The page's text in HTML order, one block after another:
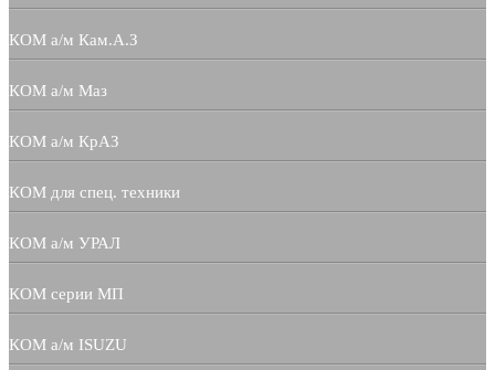
КОМ а/м Кам.А.З
КОМ а/м Маз
КОМ а/м КрАЗ
КОМ для спец. техники
КОМ а/м УРАЛ
КОМ серии МП
КОМ а/м ISUZU